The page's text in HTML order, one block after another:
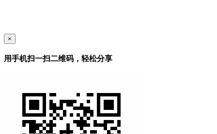
×
用手机扫一扫二维码，轻松分享